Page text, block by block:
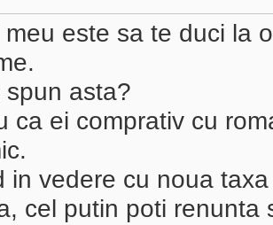
meu este sa te duci la
spun asta?
ca ei comprativ cu
in vedere cu noua
cel putin poti renunta